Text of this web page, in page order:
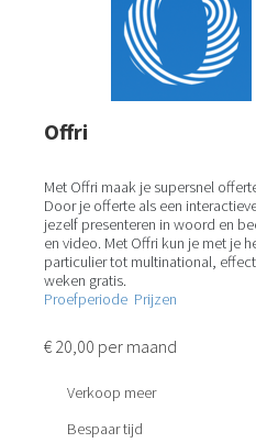
Offri
Met Offri maak je supersnel
Door je offerte als een
jezelf presenteren in woord en
en video. Met Offri kun je met je
particulier tot multinational,
weken gratis.
Proefperiode Prijzen
€ 20,00 per maand
Verkoop meer
Bespaar tijd